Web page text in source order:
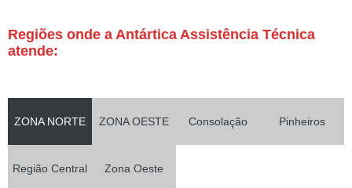
Regiões onde a Antártica Assistência Técnica
atende:
ZONA NORTE ZONA OESTE Consolação Pinheiros
Região Central Zona Oeste